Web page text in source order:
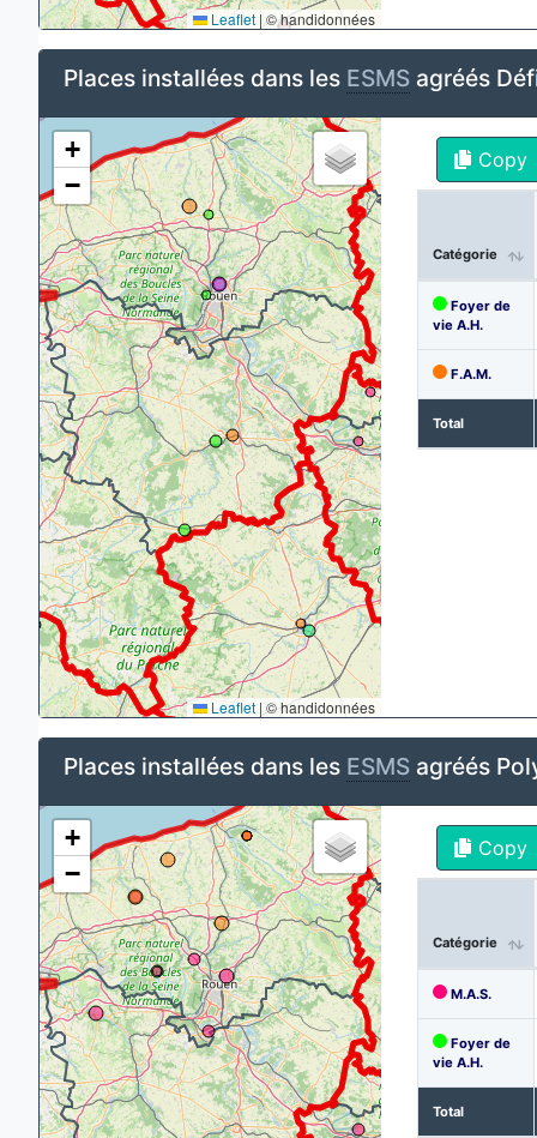
Leaflet | © handidonnées
Places installées dans les ESMS agréés
+
−
Leaflet | © handidonnées
Copy
Catégorie
Foyer de
vie A.H.
F.A.M.
Total
Places installées dans les ESMS agréés
+
−
Copy
Catégorie
M.A.S.
Foyer de
vie A.H.
Total